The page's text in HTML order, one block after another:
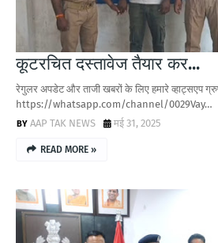
कूटरचित दस्तावेज तैयार कर...
रेगुलर अपडेट और ताजी खबरों के लिए हमारे व्हाट्सएप
https://whatsapp.com/channel/0029Vay…
AAP TAK NEWS
मई 31, 2025
READ MORE »